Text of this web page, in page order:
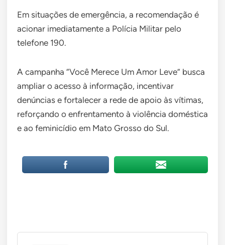
Em situações de emergência, a recomendação é
acionar imediatamente a Polícia Militar pelo
telefone 190.
A campanha “Você Merece Um Amor Leve” busca
ampliar o acesso à informação, incentivar
denúncias e fortalecer a rede de apoio às vítimas,
reforçando o enfrentamento à violência doméstica
e ao feminicídio em Mato Grosso do Sul.